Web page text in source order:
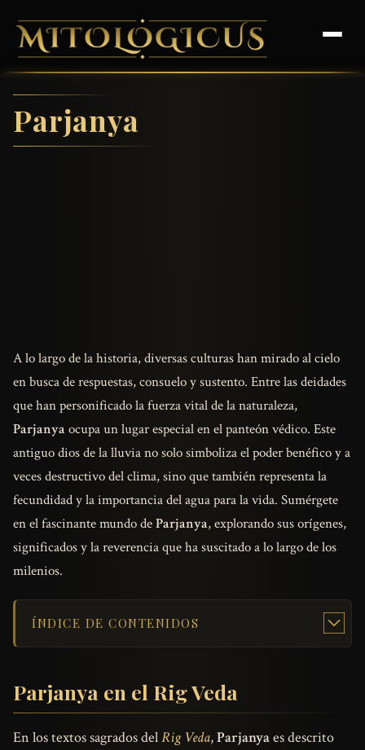
Parjanya
A lo largo de la historia, diversas culturas han mirado al cielo
en busca de respuestas, consuelo y sustento. Entre las deidades
que han personificado la fuerza vital de la naturaleza,
Parjanya ocupa un lugar especial en el panteón védico. Este
antiguo dios de la lluvia no solo simboliza el poder benéfico y a
veces destructivo del clima, sino que también representa la
fecundidad y la importancia del agua para la vida. Sumérgete
en el fascinante mundo deParjanya, explorando sus orígenes,
significados y la reverencia que ha suscitado a lo largo de los
milenios.
ÍNDICE DE CONTENIDOS
Parjanya en el Rig Veda
En los textos sagrados delRig Veda,Parjanyaes descrito